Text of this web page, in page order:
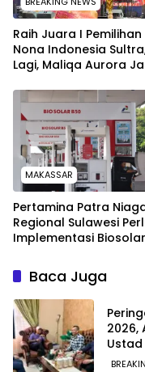
‎Raih Juara I Pemilihan
Nona Indonesia
Lagi, Maliqa Aurora
Tingkat Nasional
Pemilihan NONA
MAKASSAR
Pertamina Patra
Regional Sulawesi
Implementasi Biosolar
590 SPBU
Baca Juga
2026,
Run